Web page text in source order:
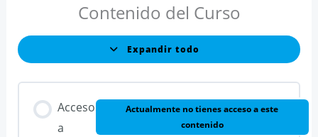
Contenido del Curso
Expandir todo
Lecciones
Acceso
a
Actualmente no tienes acceso a este
contenido